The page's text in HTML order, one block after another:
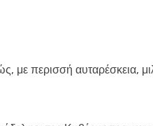
με περισσή αυταρέσκεια,